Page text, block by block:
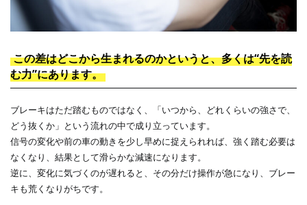
この差はどこから生まれるのかというと、多くは“先を読
む力”にあります。
ブレーキはただ踏むものではなく、「いつから、どれくらいの強さで、
どう抜くか」という流れの中で成り立っています。
信号の変化や前の車の動きを少し早めに捉えられれば、強く踏む必要は
なくなり、結果として滑らかな減速になります。
逆に、変化に気づくのが遅れると、その分だけ操作が急になり、ブレー
キも荒くなりがちです。